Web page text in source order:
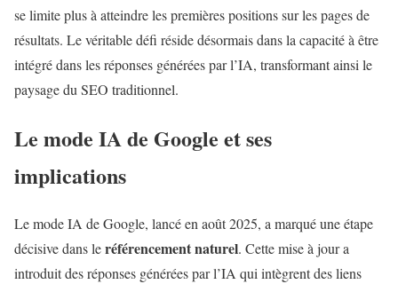
se limite plus à atteindre les premières positions sur les pages de
résultats. Le véritable défi réside désormais dans la capacité à être
intégré dans les réponses générées par l’IA, transformant ainsi le
paysage du SEO traditionnel.
Le mode IA de Google et ses
implications
Le mode IA de Google, lancé en août 2025, a marqué une étape
décisive dans leréférencement naturel. Cette mise à jour a
introduit des réponses générées par l’IA qui intègrent des liens